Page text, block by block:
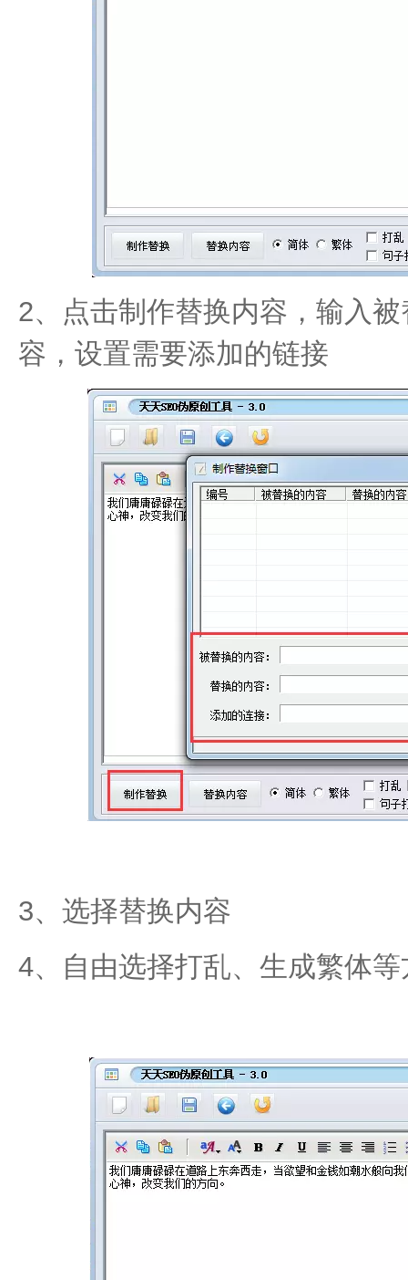
2、点击制作替换内容，输入
容，设置需要添加的链接
3、选择替换内容
4、自由选择打乱、生成繁体等